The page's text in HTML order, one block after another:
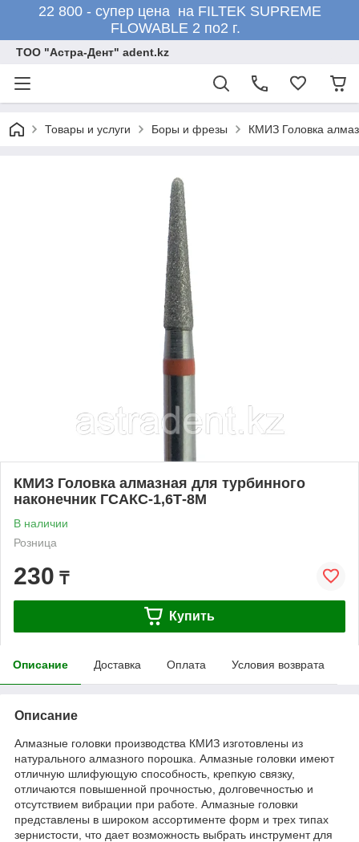
22 800 - супер цена на FILTEK SUPREME
FLOWABLE 2 по2 г.
ТОО "Астра-Дент" adent.kz
Товары и услуги Боры и фрезы КМИЗ Головка
КМИЗ Головка алмазная для турбинного
наконечник ГСАКС-1,6Т-8М
В наличии
Розница
230 ₸
Купить
Описание Доставка Оплата Условия возврата
Описание
Алмазные головки производства КМИЗ изготовлены из
натурального алмазного порошка. Алмазные головки имеют
отличную шлифующую способность, крепкую связку,
отличаются повышенной прочностью, долговечностью и
отсутствием вибрации при работе. Алмазные головки
представлены в широком ассортименте форм и трех типах
зернистости, что дает возможность выбрать инструмент для